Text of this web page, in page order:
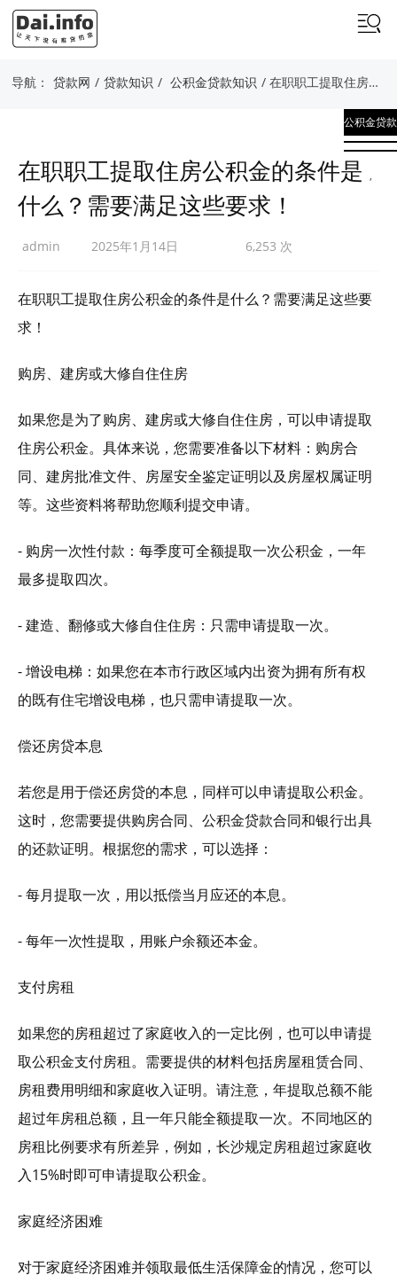
导航： 贷款网 / 贷款知识 / 公积金贷款知识 / 在职职工提取住房公积金的条件是什么？需要满足这些要求！
公积金贷款
知识
,
在职职工提取住房公积金的条件是
什么？需要满足这些要求！
admin 2025年1月14日 6,253 次
在职职工提取住房公积金的条件是什么？需要满足这些要
求！
购房、建房或大修自住住房
如果您是为了购房、建房或大修自住住房，可以申请提取
住房公积金。具体来说，您需要准备以下材料：购房合
同、建房批准文件、房屋安全鉴定证明以及房屋权属证明
等。这些资料将帮助您顺利提交申请。
- 购房一次性付款：每季度可全额提取一次公积金，一年
最多提取四次。
- 建造、翻修或大修自住住房：只需申请提取一次。
- 增设电梯：如果您在本市行政区域内出资为拥有所有权
的既有住宅增设电梯，也只需申请提取一次。
偿还房贷本息
若您是用于偿还房贷的本息，同样可以申请提取公积金。
这时，您需要提供购房合同、公积金贷款合同和银行出具
的还款证明。根据您的需求，可以选择：
- 每月提取一次，用以抵偿当月应还的本息。
- 每年一次性提取，用账户余额还本金。
支付房租
如果您的房租超过了家庭收入的一定比例，也可以申请提
取公积金支付房租。需要提供的材料包括房屋租赁合同、
房租费用明细和家庭收入证明。请注意，年提取总额不能
超过年房租总额，且一年只能全额提取一次。不同地区的
房租比例要求有所差异，例如，长沙规定房租超过家庭收
入15%时即可申请提取公积金。
家庭经济困难
对于家庭经济困难并领取最低生活保障金的情况，您可以